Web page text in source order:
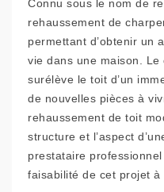
Connu sous le nom de
rehaussement de
permettant d’obtenir un
vie dans une maison.
surélève le toit d’un
de nouvelles pièces à
rehaussement de toit
structure et l’aspect
prestataire
faisabilité de cet projet à